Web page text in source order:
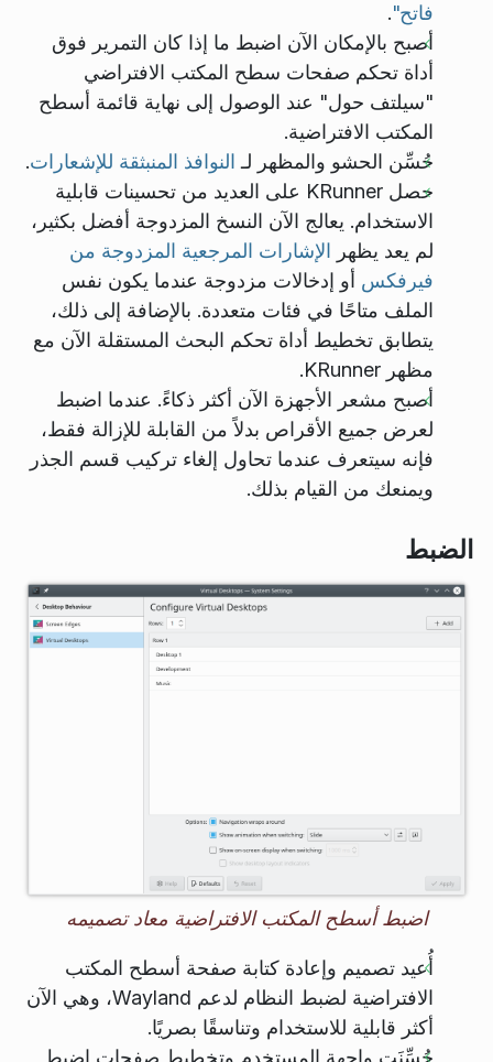
فاتح".
أصبح بالإمكان الآن اضبط ما إذا كان التمرير فوق
أداة تحكم صفحات سطح المكتب الافتراضي
"سيلتف حول" عند الوصول إلى نهاية قائمة أسطح
المكتب الافتراضية.
حُسِّن الحشو والمظهر لـ النوافذ المنبثقة للإشعارات.
حصل KRunner على العديد من تحسينات قابلية
الاستخدام. يعالج الآن النسخ المزدوجة أفضل بكثير،
لم يعد يظهر الإشارات المرجعية المزدوجة من
فيرفكس أو إدخالات مزدوجة عندما يكون نفس
الملف متاحًا في فئات متعددة. بالإضافة إلى ذلك،
يتطابق تخطيط أداة تحكم البحث المستقلة الآن مع
مظهر KRunner.
أصبح مشعر الأجهزة الآن أكثر ذكاءً. عندما اضبط
لعرض جميع الأقراص بدلاً من القابلة للإزالة فقط،
فإنه سيتعرف عندما تحاول إلغاء تركيب قسم الجذر
ويمنعك من القيام بذلك.
الضبط
اضبط أسطح المكتب الافتراضية معاد تصميمه
أُعيد تصميم وإعادة كتابة صفحة أسطح المكتب
الافتراضية لضبط النظام لدعم Wayland، وهي الآن
أكثر قابلية للاستخدام وتناسقًا بصريًا.
حُسِّنَت واجهة المستخدم وتخطيط صفحات اضبط